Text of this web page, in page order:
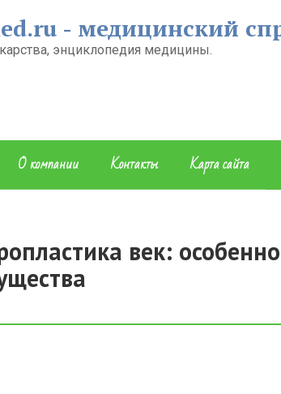
- медицинский
энциклопедия медицины.
О компании Контакты Карта сайта
век: